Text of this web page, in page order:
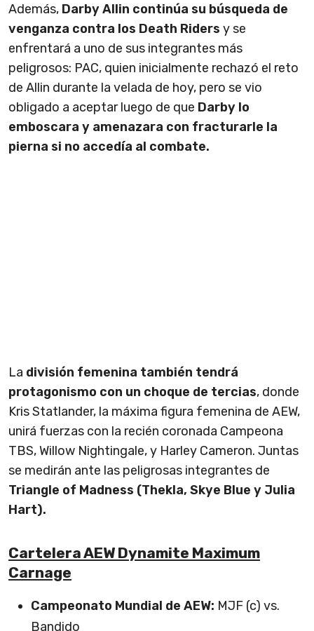
Además, Darby Allin continúa su búsqueda de
venganza contra los Death Riders y se
enfrentará a uno de sus integrantes más
peligrosos: PAC, quien inicialmente rechazó el reto
de Allin durante la velada de hoy, pero se vio
obligado a aceptar luego de que Darby lo
emboscara y amenazara con fracturarle la
pierna si no accedía al combate.
La división femenina también tendrá
protagonismo con un choque de tercias, donde
Kris Statlander, la máxima figura femenina de AEW,
unirá fuerzas con la recién coronada Campeona
TBS, Willow Nightingale, y Harley Cameron. Juntas
se medirán ante las peligrosas integrantes de
Triangle of Madness (Thekla, Skye Blue y Julia
Hart).
Cartelera AEW Dynamite Maximum
Carnage
Campeonato Mundial de AEW: MJF (c) vs.
Bandido